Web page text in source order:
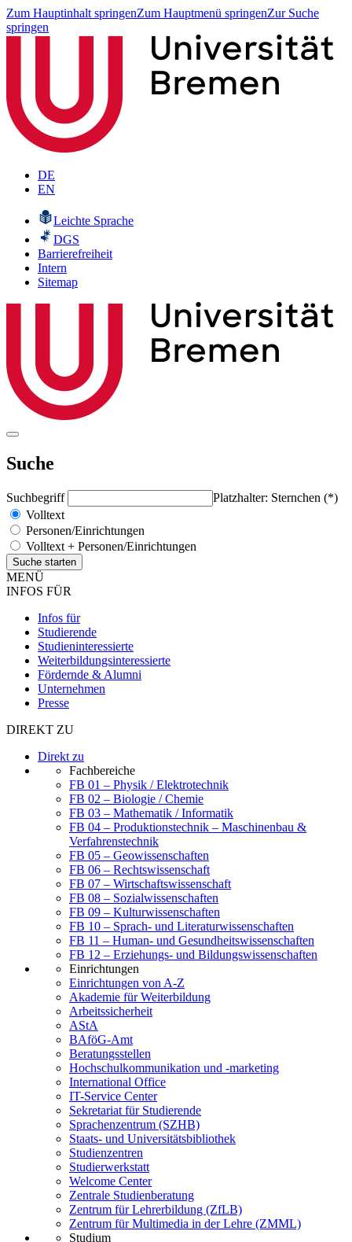
Zum Hauptinhalt springenZum Hauptmenü springenZur Suche
springen
DE
EN
Leichte Sprache
DGS
Barrierefreiheit
Intern
Sitemap
Suche
Suchbegriff
Platzhalter: Sternchen (*)
Volltext
Personen/Einrichtungen
Volltext + Personen/Einrichtungen
MENÜ
INFOS FÜR
Infos für
Studierende
Studieninteressierte
Weiterbildungsinteressierte
Fördernde & Alumni
Unternehmen
Presse
DIREKT ZU
Direkt zu
Fachbereiche
FB 01 – Physik / Elektrotechnik
FB 02 – Biologie / Chemie
FB 03 – Mathematik / Informatik
FB 04 – Produktionstechnik – Maschinenbau &
Verfahrenstechnik
FB 05 – Geowissenschaften
FB 06 – Rechtswissenschaft
FB 07 – Wirtschaftswissenschaft
FB 08 – Sozialwissenschaften
FB 09 – Kulturwissenschaften
FB 10 – Sprach- und Literaturwissenschaften
FB 11 – Human- und Gesundheitswissenschaften
FB 12 – Erziehungs- und Bildungswissenschaften
Einrichtungen
Einrichtungen von A-Z
Akademie für Weiterbildung
Arbeitssicherheit
AStA
BAföG-Amt
Beratungsstellen
Hochschulkommunikation und -marketing
International Office
IT-Service Center
Sekretariat für Studierende
Sprachenzentrum (SZHB)
Staats- und Universitätsbibliothek
Studienzentren
Studierwerkstatt
Welcome Center
Zentrale Studienberatung
Zentrum für Lehrerbildung (ZfLB)
Zentrum für Multimedia in der Lehre (ZMML)
Studium